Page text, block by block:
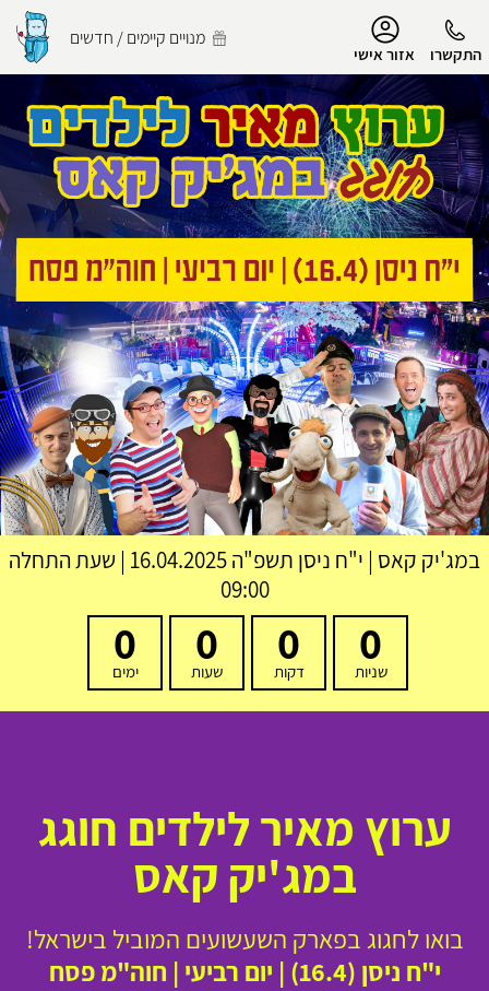
התקשרו אזור אישי
מנויים קיימים / חדשים
הפרופיל שלי
התנתק
במג'יק קאס | י"ח ניסן תשפ"ה
16.04.2025 | שעת התחלה
09:00
0
שניות
0
דקות
0
שעות
0
ימים
ערוץ מאיר לילדים חוגג
במג'יק קאס
בואו לחגוג בפארק השעשועים המוביל בישראל!
י"ח ניסן (16.4) | יום רביעי | חוה"מ פסח